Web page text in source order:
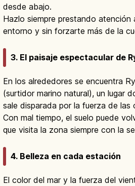
desde abajo.
Hazlo siempre prestando atención
entorno y sin forzarte más de la
3. El paisaje espectacular de
En los alrededores se encuentra
(surtidor marino natural), un lugar
sale disparada por la fuerza de las
Con mal tiempo, el suelo puede
que visita la zona siempre con la
4. Belleza en cada estación
El color del mar y la fuerza del